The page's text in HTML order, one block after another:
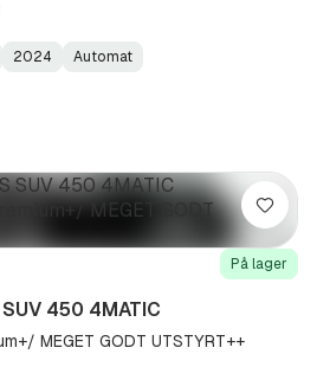
2024
Automat
På lager
450 4MATIC
MEGET GODT UTSTYRT++
Lagre